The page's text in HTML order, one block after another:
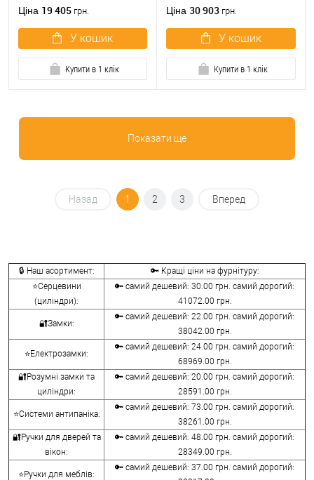
Ціна 19 405 грн.
У кошик
Купити в 1 клік
Ціна 30 903 грн.
У кошик
Купити в 1 клік
Показати ще
Назад 1 2 3 Вперед
🔒 Наш асортимент:
🔑 Кращі ціни на фурнітуру:
⭐Серцевини
(циліндри):
🔑 самий дешевий: 30.00 грн. самий дорогий:
41072.00 грн.
🔐Замки:
🔑 самий дешевий: 22.00 грн. самий дорогий:
38042.00 грн.
⭐Електрозамки:
🔑 самий дешевий: 24.00 грн. самий дорогий:
68969.00 грн.
🔐Розумні замки та
циліндри:
🔑 самий дешевий: 20.00 грн. самий дорогий:
28591.00 грн.
⭐Системи антипаніка:
🔑 самий дешевий: 73.00 грн. самий дорогий:
38261.00 грн.
🔐Ручки для дверей та
вікон:
🔑 самий дешевий: 48.00 грн. самий дорогий:
28349.00 грн.
⭐Ручки для меблів:
🔑 самий дешевий: 37.00 грн. самий дорогий: